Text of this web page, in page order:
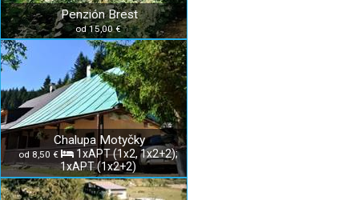
Penzión Brest
od 15,00 €
Chalupa Motyčky
od 8,50 €
1xAPT (1x2, 1x2+2);
1xAPT (1x2+2)